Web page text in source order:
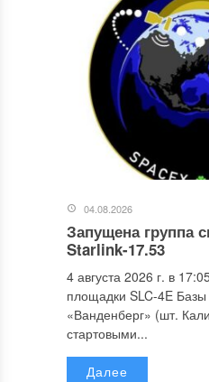
04.08.2026
Запущена группа
Starlink-17.53
4 августа 2026 г. в
площадки SLC-4E
«Ванденберг» (шт.
стартовыми...
Далее